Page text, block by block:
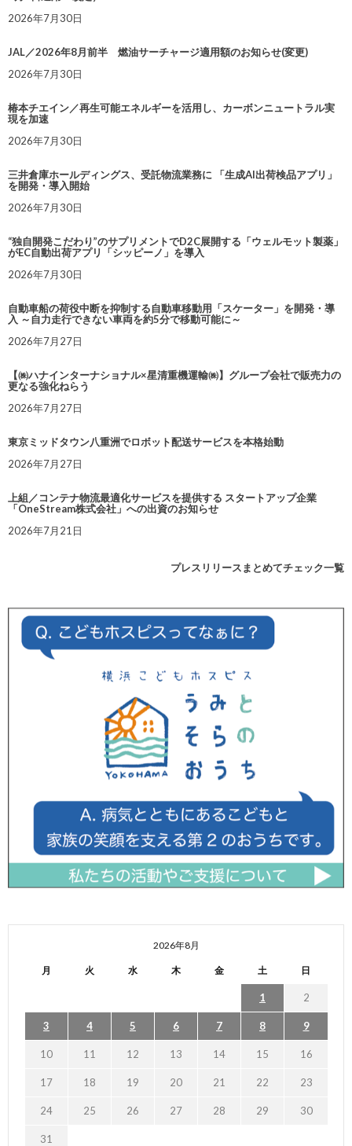
2026年7月30日
JAL／2026年8月前半 燃油サーチャージ適用額のお知らせ(変更)
2026年7月30日
椿本チエイン／再生可能エネルギーを活用し、カーボンニュートラル実
現を加速
2026年7月30日
三井倉庫ホールディングス、受託物流業務に 「生成AI出荷検品アプリ」
を開発・導入開始
2026年7月30日
“独自開発こだわり”のサプリメントでD2C展開する「ウェルモット製薬」
がEC自動出荷アプリ「シッピーノ」を導入
2026年7月30日
自動車船の荷役中断を抑制する自動車移動用「スケーター」を開発・導
入 ～自力走行できない車両を約5分で移動可能に～
2026年7月27日
【㈱ハナインターナショナル×星清重機運輸㈱】グループ会社で販売力の
更なる強化ねらう
2026年7月27日
東京ミッドタウン八重洲でロボット配送サービスを本格始動
2026年7月27日
上組／コンテナ物流最適化サービスを提供する スタートアップ企業
「OneStream株式会社」への出資のお知らせ
2026年7月21日
プレスリリースまとめてチェック一覧
2026年8月
月 火 水 木 金 土 日
1 2
3 4 5 6 7 8 9
10 11 12 13 14 15 16
17 18 19 20 21 22 23
24 25 26 27 28 29 30
31